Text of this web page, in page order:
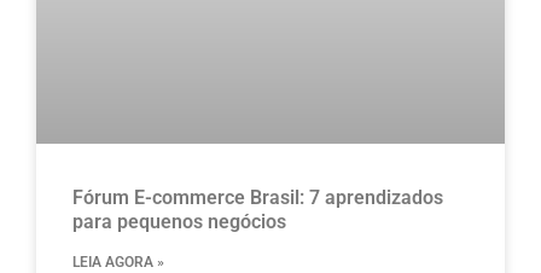
Fórum E-commerce Brasil: 7 aprendizados
para pequenos negócios
LEIA AGORA »